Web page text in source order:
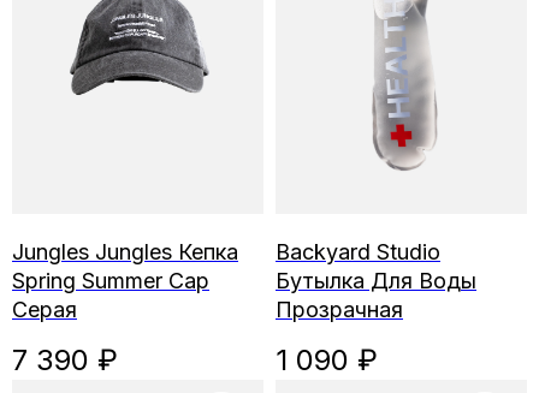
Jungles Jungles Кепка
Spring Summer Cap
Серая
7 390 ₽
Backyard Studio
Бутылка Для Воды
Прозрачная
1 090 ₽